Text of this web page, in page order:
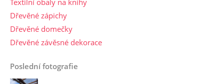
Dřevěné zápichy
Dřevěné domečky
Dřevěné závěsné dekorace
Poslední fotografie